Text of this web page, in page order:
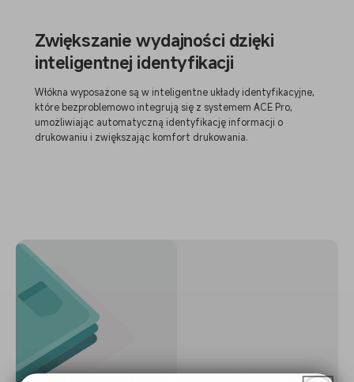
Zwiększanie wydajności dzięki
inteligentnej identyfikacji
Włókna wyposażone są w inteligentne układy identyfikacyjne,
które bezproblemowo integrują się z systemem ACE Pro,
umożliwiając automatyczną identyfikację informacji o
drukowaniu i zwiększając komfort drukowania.